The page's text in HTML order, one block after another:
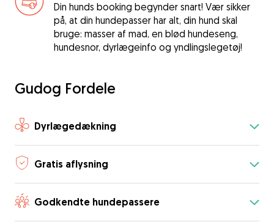
Din hunds booking begynder snart! Vær sikker
på, at din hundepasser har alt, din hund skal
bruge: masser af mad, en blød hundeseng,
hundesnor, dyrlægeinfo og yndlingslegetøj!
Gudog Fordele
Dyrlægedækning
Gratis aflysning
Godkendte hundepassere